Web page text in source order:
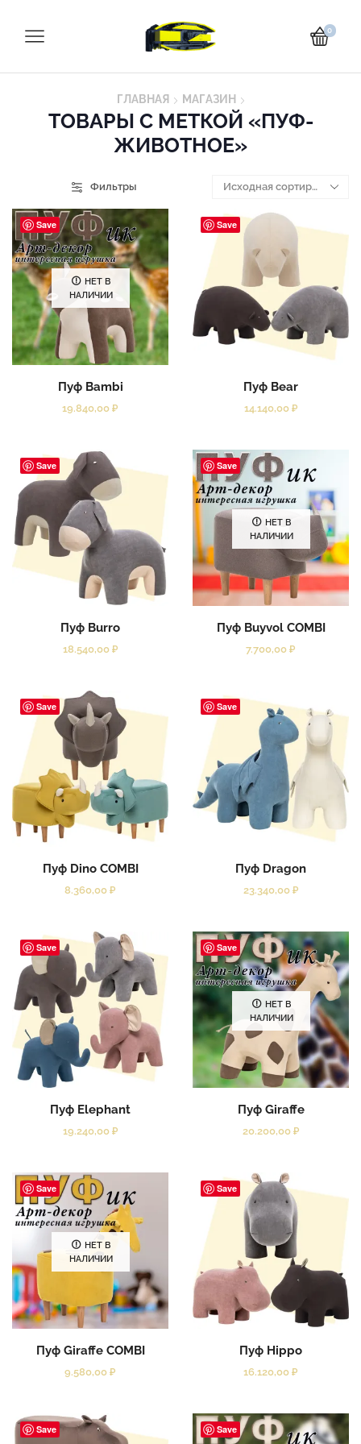
0
ГЛАВНАЯ МАГАЗИН
ТОВАРЫ С МЕТКОЙ «ПУФ-
ЖИВОТНОЕ»
Фильтры
Save
НЕТ В
НАЛИЧИИ
Пуф Bambi
19.840,00 ₽
Save
Пуф Bear
14.140,00 ₽
Save
Пуф Burro
18.540,00 ₽
Save
НЕТ В
НАЛИЧИИ
Пуф Buyvol COMBI
7.700,00 ₽
Save
Пуф Dino COMBI
8.360,00 ₽
Save
Пуф Dragon
23.340,00 ₽
Save
Пуф Elephant
19.240,00 ₽
Save
НЕТ В
НАЛИЧИИ
Пуф Giraffe
20.200,00 ₽
Save
НЕТ В
НАЛИЧИИ
Пуф Giraffe COMBI
9.580,00 ₽
Save
Пуф Hippo
16.120,00 ₽
Save Save